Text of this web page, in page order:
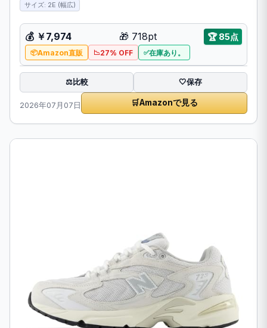
サイズ: 2E (幅広)
💰 ￥7,974 🎁 718pt 🏆 85点
Amazon直販 27% OFF 在庫あり。
⚖️比較 🤍保存
2026年07月07日 🛒Amazonで見る